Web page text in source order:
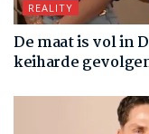
REALITY
De maat is vol in
keiharde